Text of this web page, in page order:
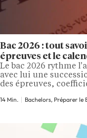
Bac 2026 : tout
épreuves et le
Le bac 2026 rythme
avec lui une
des épreuves,
du rattrapage, sans
mathématiques au
14 Min. Bachelors, Préparer le